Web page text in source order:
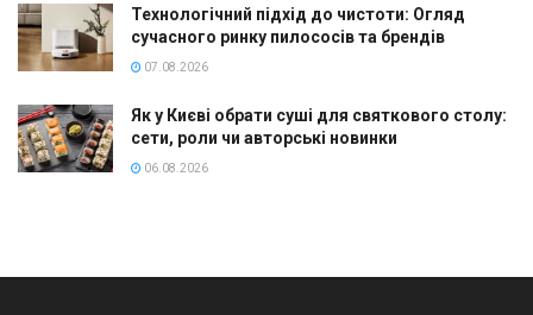
Технологічний підхід до чистоти: Огляд
сучасного ринку пилососів та брендів
07.08.2026
Як у Києві обрати суші для святкового столу:
сети, роли чи авторські новинки
06.08.2026